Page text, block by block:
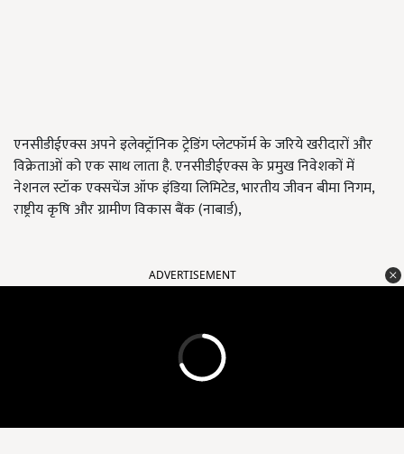
एनसीडीईएक्स अपने इलेक्ट्रॉनिक ट्रेडिंग प्लेटफॉर्म के जरिये खरीदारों और
विक्रेताओं को एक साथ लाता है. एनसीडीईएक्स के प्रमुख निवेशकों में
नेशनल स्टॉक एक्सचेंज ऑफ इंडिया लिमिटेड, भारतीय जीवन बीमा निगम,
राष्ट्रीय कृषि और ग्रामीण विकास बैंक (नाबार्ड),
ADVERTISEMENT